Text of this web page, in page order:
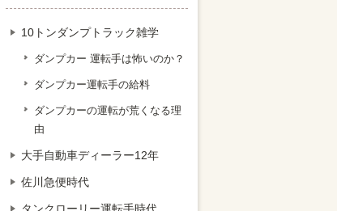
10トンダンプトラック雑学
ダンプカー 運転手は怖いのか？
ダンプカー運転手の給料
ダンプカーの運転が荒くなる理
由
大手自動車ディーラー12年
佐川急便時代